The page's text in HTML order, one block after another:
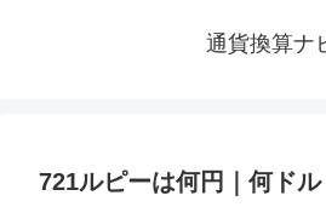
通貨換算ナ
721ルピーは何円｜何ドル